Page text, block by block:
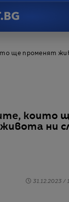
ще променят
които
ни
31.12.2023 /